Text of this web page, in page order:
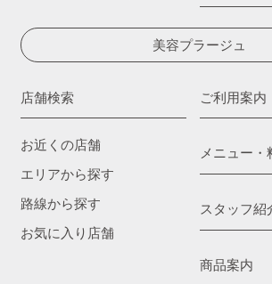
美容プラージュ
店舗検索
お近くの店舗
エリアから探す
路線から探す
お気に入り店舗
ご利用案内
メニュー・
スタッフ紹
商品案内